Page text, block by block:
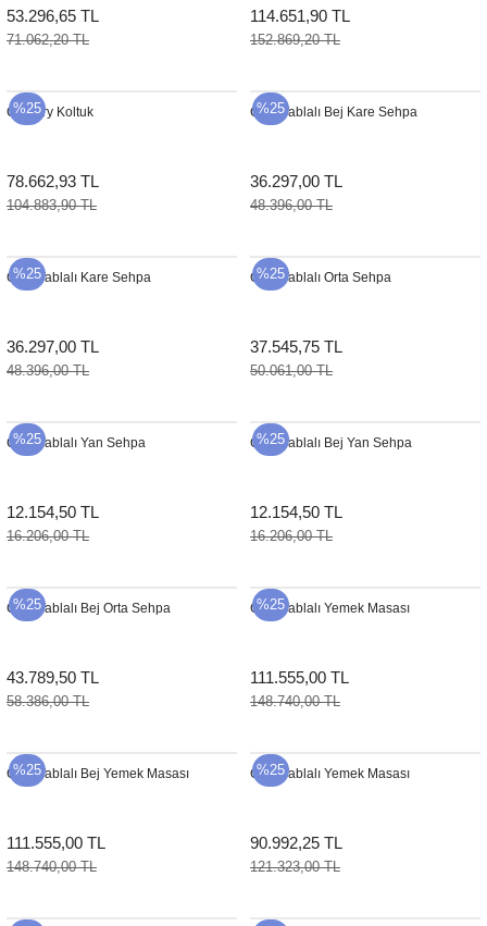
53.296,65 TL
71.062,20 TL
114.651,90 TL
152.869,20 TL
%25
Century Koltuk
78.662,93 TL
104.883,90 TL
%25
Cam Tablalı Bej Kare Sehpa
36.297,00 TL
48.396,00 TL
%25
Cam Tablalı Kare Sehpa
36.297,00 TL
48.396,00 TL
%25
Cam Tablalı Orta Sehpa
37.545,75 TL
50.061,00 TL
%25
Cam Tablalı Yan Sehpa
12.154,50 TL
16.206,00 TL
%25
Cam Tablalı Bej Yan Sehpa
12.154,50 TL
16.206,00 TL
%25
Cam Tablalı Bej Orta Sehpa
43.789,50 TL
58.386,00 TL
%25
Cam Tablalı Yemek Masası
111.555,00 TL
148.740,00 TL
%25
Cam Tablalı Bej Yemek Masası
111.555,00 TL
148.740,00 TL
%25
Cam Tablalı Yemek Masası
90.992,25 TL
121.323,00 TL